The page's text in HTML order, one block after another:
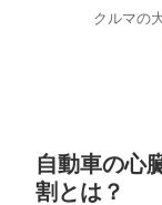
クルマの
自動車の心
割とは？